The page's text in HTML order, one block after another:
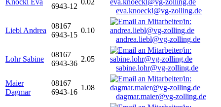
Knöckl Eva
6943-12
0.02
eva.knoeckl@vg-zolling.de
Liebl Andrea
08167
6943-15
0.10
andrea.liebl@vg-zolling.de
Lohr Sabine
08167
6943-36
2.05
sabine.lohr@vg-zolling.de
Maier
Dagmar
08167
6943-16
1.08
dagmar.maier@vg-zolling.de